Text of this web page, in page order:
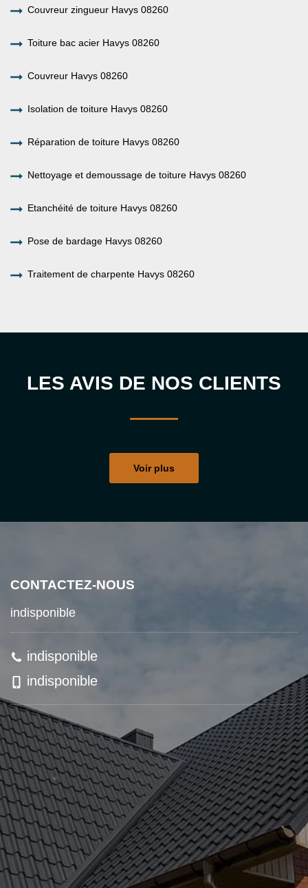
Couvreur zingueur Havys 08260
Toiture bac acier Havys 08260
Couvreur Havys 08260
Isolation de toiture Havys 08260
Réparation de toiture Havys 08260
Nettoyage et demoussage de toiture Havys 08260
Etanchéité de toiture Havys 08260
Pose de bardage Havys 08260
Traitement de charpente Havys 08260
LES AVIS DE NOS CLIENTS
Voir plus
CONTACTEZ-NOUS
indisponible
indisponible
indisponible